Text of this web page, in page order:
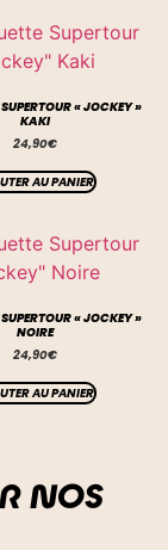
« JOCKEY »
KAKI
24,90€
AU PANIER
« JOCKEY »
NOIRE
24,90€
AU PANIER
NOS